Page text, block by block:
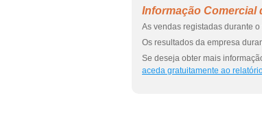
Informação Comercial
As vendas registadas durante
Os resultados da empresa
Se deseja obter mais
aceda gratuitamente ao